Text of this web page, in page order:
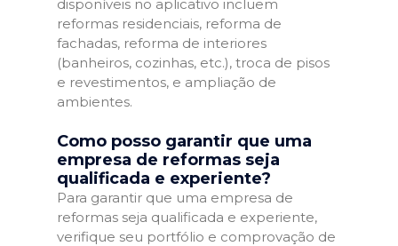
disponíveis no aplicativo incluem
reformas residenciais, reforma de
fachadas, reforma de interiores
(banheiros, cozinhas, etc.), troca de pisos
e revestimentos, e ampliação de
ambientes.
Como posso garantir que uma
empresa de reformas seja
qualificada e experiente?
Para garantir que uma empresa de
reformas seja qualificada e experiente,
verifique seu portfólio e comprovação de